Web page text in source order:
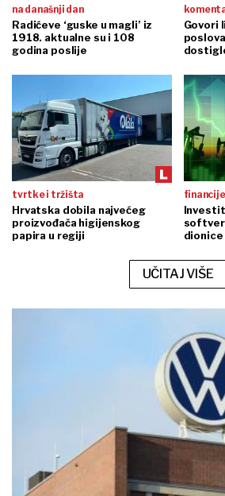
na današnji dan
Radićeve ‘guske u magli’ iz
1918. aktualne su i 108
godina poslije
Govori
tvrtke i tržišta
Hrvatska dobila najvećeg
proizvođača higijenskog
papira u regiji
financije
dionice
UČITAJ VIŠE